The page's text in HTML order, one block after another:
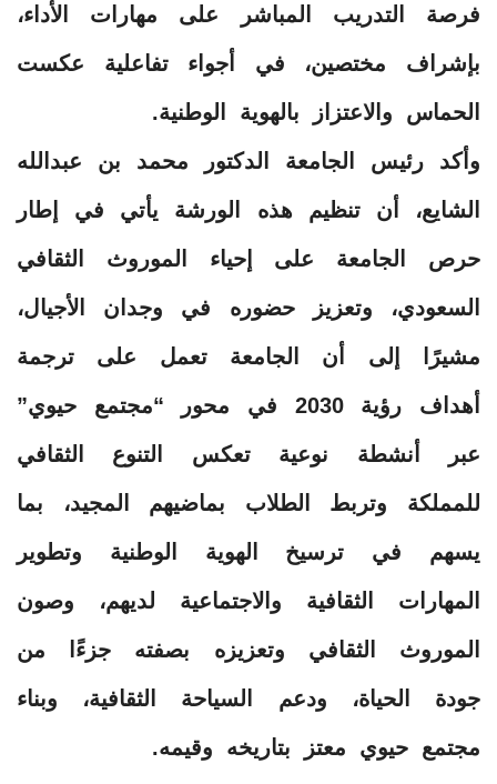
فرصة التدريب المباشر على مهارات الأداء،
بإشراف مختصين، في أجواء تفاعلية عكست
الحماس والاعتزاز بالهوية الوطنية.
وأكد رئيس الجامعة الدكتور محمد بن عبدالله
الشايع، أن تنظيم هذه الورشة يأتي في إطار
حرص الجامعة على إحياء الموروث الثقافي
السعودي، وتعزيز حضوره في وجدان الأجيال،
مشيرًا إلى أن الجامعة تعمل على ترجمة
أهداف رؤية 2030 في محور “مجتمع حيوي”
عبر أنشطة نوعية تعكس التنوع الثقافي
للمملكة وتربط الطلاب بماضيهم المجيد، بما
يسهم في ترسيخ الهوية الوطنية وتطوير
المهارات الثقافية والاجتماعية لديهم، وصون
الموروث الثقافي وتعزيزه بصفته جزءًا من
جودة الحياة، ودعم السياحة الثقافية، وبناء
مجتمع حيوي معتز بتاريخه وقيمه.